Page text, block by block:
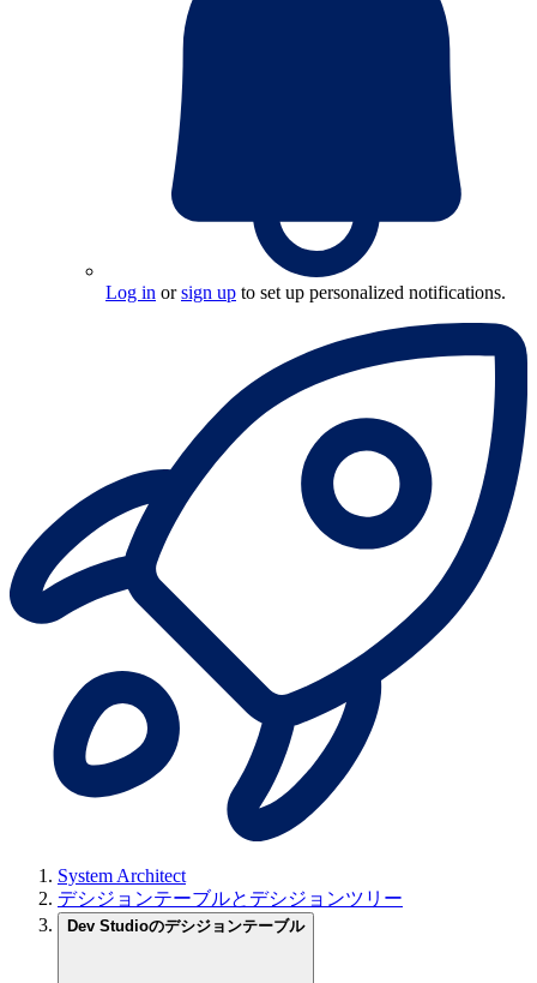
Log in orsign up to set up personalized notifications.
System Architect
デシジョンテーブルとデシジョンツリー
Dev Studioのデシジョンテーブル